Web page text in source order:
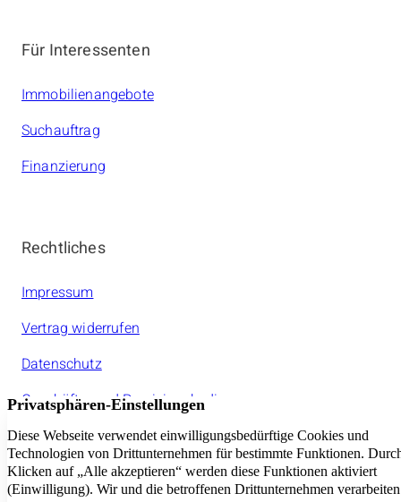
Für Interessenten
Immobilienangebote
Suchauftrag
Finanzierung
Rechtliches
Impressum
Vertrag widerrufen
Datenschutz
Geschäfts- und Provisionsbedinungen
Jeder amarc21Franchisepartner ist ein rechtlich